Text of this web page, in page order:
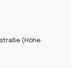
(Höhe